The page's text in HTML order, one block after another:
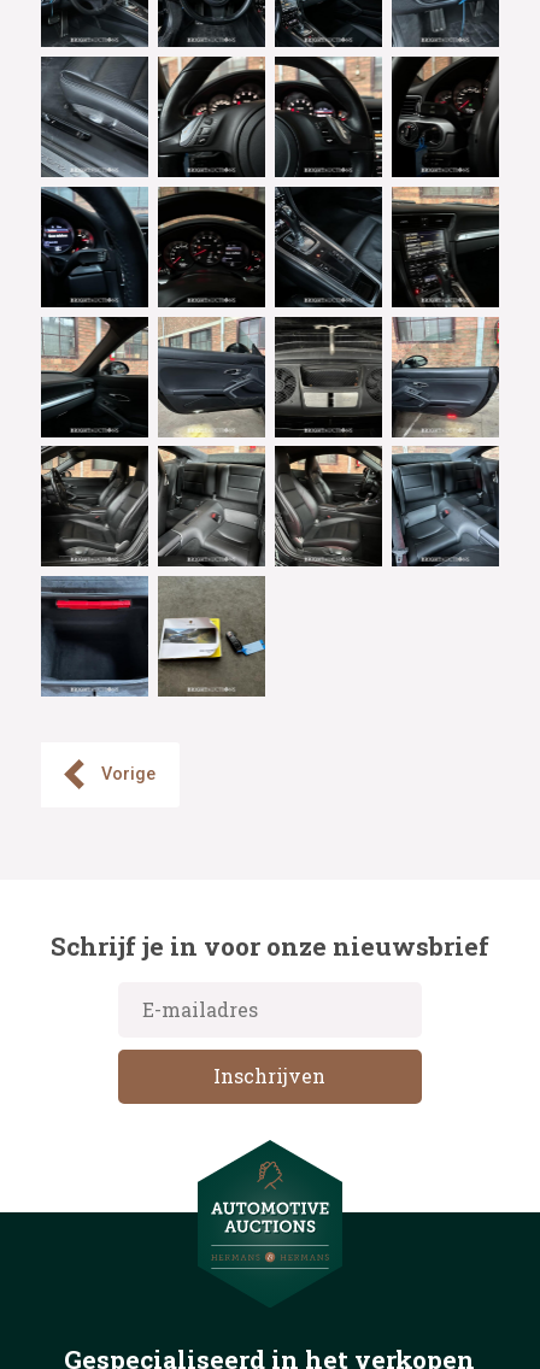
Vorige
Schrijf je in voor onze nieuwsbrief
Gespecialiseerd in het verkopen